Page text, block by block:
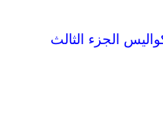
الجزء الثالث